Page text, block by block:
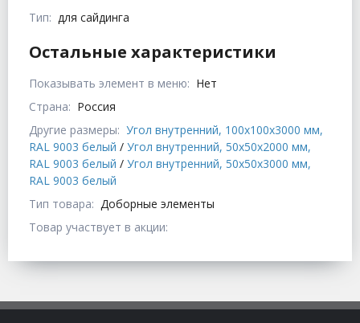
Тип: для сайдинга
Остальные характеристики
Показывать элемент в меню: Нет
Страна: Россия
Другие размеры: Угол внутренний, 100x100x3000 мм,
RAL 9003 белый / Угол внутренний, 50x50x2000 мм,
RAL 9003 белый / Угол внутренний, 50x50x3000 мм,
RAL 9003 белый
Тип товара: Доборные элементы
Товар участвует в акции: